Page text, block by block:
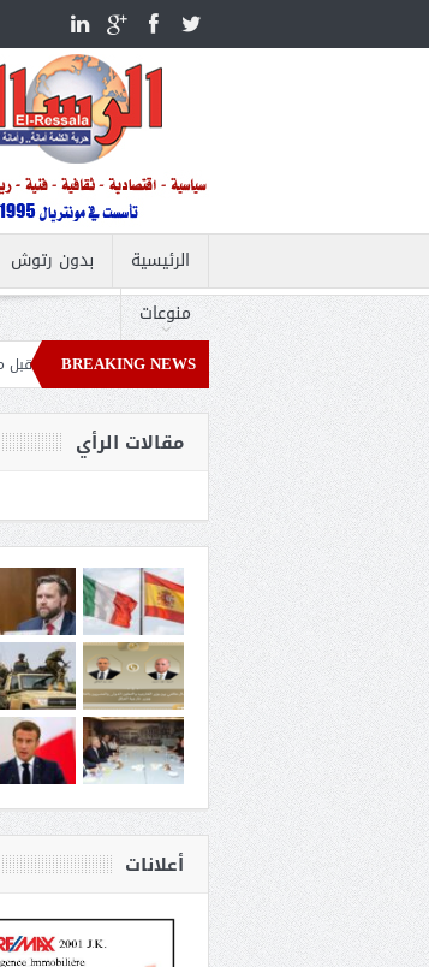
الرئيسية بدون رتوش
منوعات
BREAKING NEWS
المصرية المنتظرة.. أعمال جديدة تستعد للعرض قبل موسم رمضان
هاتفياً مع نظيره العراقي التطورات الإقليمية
مقالات الرأي
أعلانات